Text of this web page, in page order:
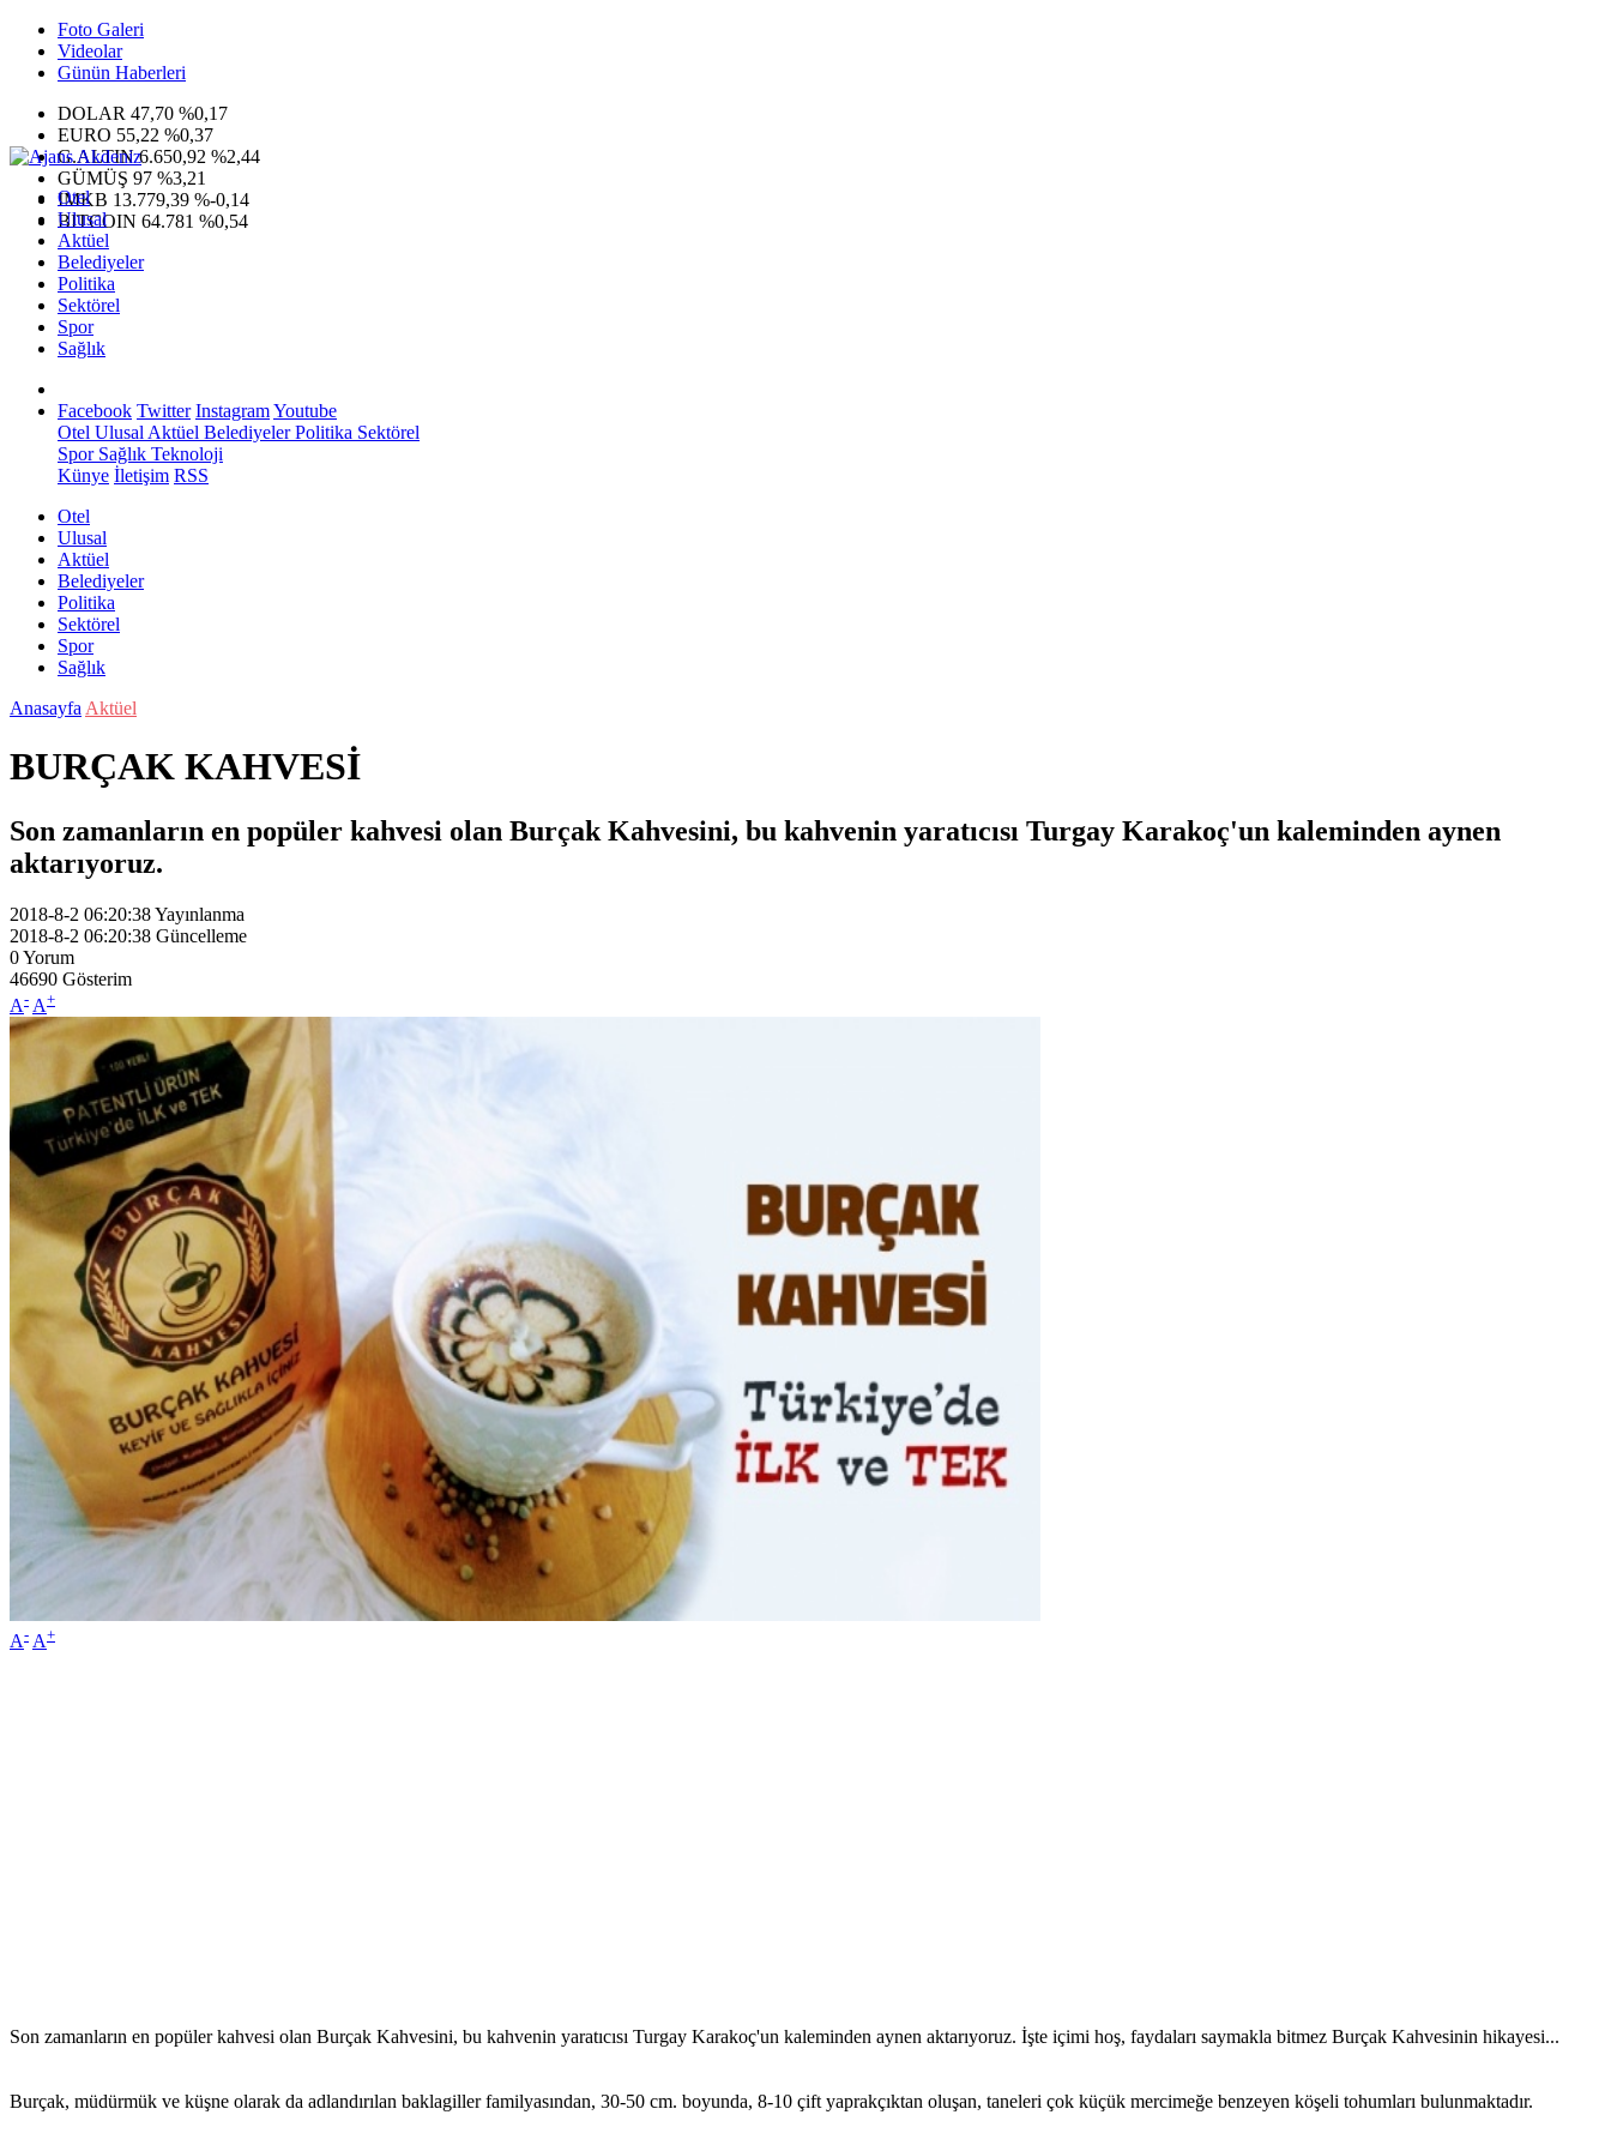
Foto Galeri
Videolar
Günün Haberleri
DOLAR 47,70 %0,17
EURO 55,22 %0,37
G.ALTIN6.650,92 %2,44
GÜMÜŞ 97 %3,21
IMKB 13.779,39 %-0,14
BITCOIN 64.781 %0,54
Otel
Ulusal
Aktüel
Belediyeler
Politika
Sektörel
Spor
Sağlık
Facebook Twitter InstagramYoutube
Otel Ulusal Aktüel BelediyelerPolitika Sektörel
SporSağlık Teknoloji
Künye İletişim RSS
Otel
Ulusal
Aktüel
Belediyeler
Politika
Sektörel
Spor
Sağlık
Anasayfa Aktüel
BURÇAK KAHVESİ
Son zamanların en popüler kahvesi olan Burçak Kahvesini, bu kahvenin yaratıcısı Turgay Karakoç'un kaleminden aynen
aktarıyoruz.
2018-8-2 06:20:38Yayınlanma
2018-8-2 06:20:38 Güncelleme
0Yorum
46690 Gösterim
A- A+
A- A+
Son zamanların en popüler kahvesi olan Burçak Kahvesini, bu kahvenin yaratıcısı Turgay Karakoç'un kaleminden aynen aktarıyoruz. İşte içimi hoş, faydaları saymakla bitmez Burçak Kahvesinin hikayesi...
Burçak, müdürmük ve küşne olarak da adlandırılan baklagiller familyasından, 30-50 cm. boyunda, 8-10 çift yaprakçıktan oluşan, taneleri çok küçük mercimeğe benzeyen köşeli tohumları bulunmaktadır.